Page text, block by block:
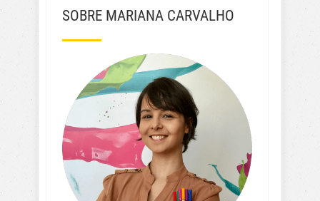
SOBRE MARIANA CARVALHO